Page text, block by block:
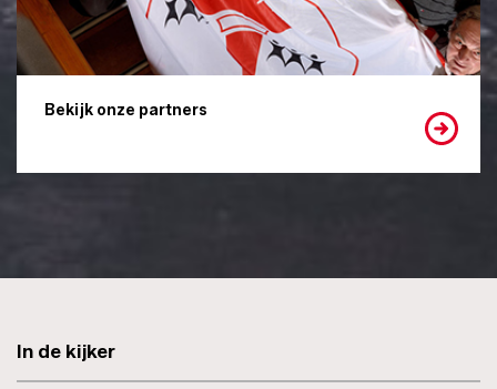
Bekijk onze partners
In de kijker